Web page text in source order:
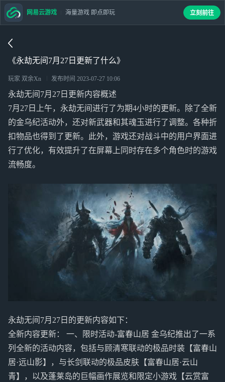
《永劫无间7月27日更新了什么》
玩家 双余Xn 发布时间 2023-07-27 10:06
永劫无间7月27日更新内容概述
7月27日上午，永劫无间进行了为期4小时的更新。除了全新
的金乌纪活动外，还对新武器和其魂玉进行了调整。各种折
扣物品也得到了更新。此外，游戏还对战斗中的用户界面进
行了优化，有效提升了在屏幕上同时存在多个角色时的游戏
流畅度。
永劫无间7月27日的更新内容如下：
全新内容更新： 一、限时活动-富春山居 金乌纪推出了一系
列全新的活动内容，包括与顾清寒联动的极品时装【富春山
居·远山影】，与长剑联动的极品皮肤【富春山居·云山
青】，以及蓬莱岛的巨幅画作展览和限定小游戏【云赏富
网易云游戏 海量游戏 即点即玩 立刻前往